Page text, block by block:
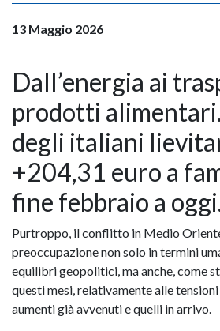
13 Maggio 2026
Dall’energia ai
prodotti alimentari.
degli italiani
+204,31 euro a
fine febbraio a
Purtroppo, il conflitto in Medio
preoccupazione non solo in termini
equilibri geopolitici, ma anche, come
questi mesi, relativamente alle
aumenti già avvenuti e quelli in arrivo.